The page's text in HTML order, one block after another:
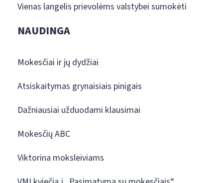
Vienas langelis prievolėms valstybei sumokėti
NAUDINGA
Mokesčiai ir jų dydžiai
Atsiskaitymas grynaisiais pinigais
Dažniausiai užduodami klausimai
Mokesčių ABC
Viktorina moksleiviams